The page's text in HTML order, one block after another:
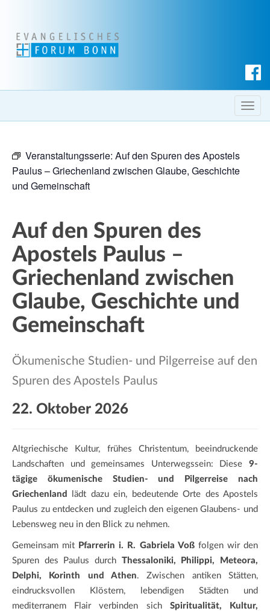
c
h T
o
Veranstaltungsserie: Auf den Spuren des Apostels
Paulus – Griechenland zwischen Glaube, Geschichte
und Gemeinschaft
Auf den Spuren des
Apostels Paulus –
Griechenland zwischen
Glaube, Geschichte und
Gemeinschaft
Ökumenische Studien- und Pilgerreise auf den
Spuren des Apostels Paulus
22. Oktober 2026
Altgriechische Kultur, frühes Christentum, beeindruckende
Landschaften und gemeinsames Unterwegssein: Diese 9-
tägige ökumenische Studien- und Pilgerreise nach
Griechenland
lädt dazu ein, bedeutende Orte des Apostels
Paulus zu entdecken und zugleich den eigenen Glaubens- und
Lebensweg neu in den Blick zu nehmen.
Gemeinsam mit Pfarrerin i. R. Gabriela Voßfolgen wir den
Spuren des Paulus durch Thessaloniki, Philippi, Meteora,
Delphi, Korinth und Athen. Zwischen antiken Stätten,
eindrucksvollen Klöstern, lebendigen Städten und
mediterranem Flair verbinden sich Spiritualität, Kultur,